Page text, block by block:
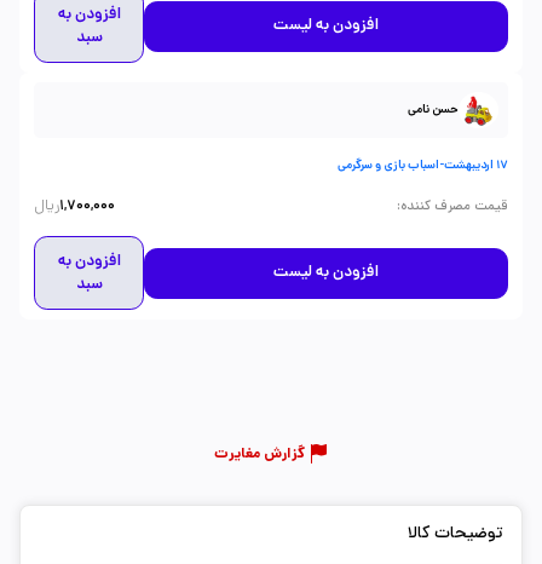
افزودن به لیست
افزودن به
سبد
حسن نامی
17 اردیبهشت-اسباب بازی و سرگرمی
قیمت مصرف کننده:
1,700,000ریال
افزودن به لیست
افزودن به
سبد
گزارش مغایرت
توضیحات کالا